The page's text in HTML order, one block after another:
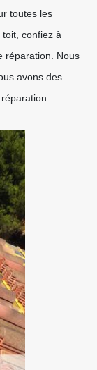
toutes les
toit, confiez à
réparation. Nous
avons des